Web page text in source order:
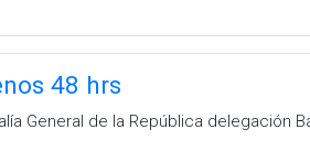
48 hrs
General de la República delegación